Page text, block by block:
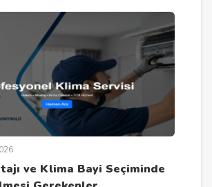
ve Klima Bayi Seçiminde